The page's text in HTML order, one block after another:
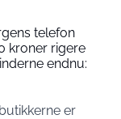
telefon
kroner rigere
endnu:
er